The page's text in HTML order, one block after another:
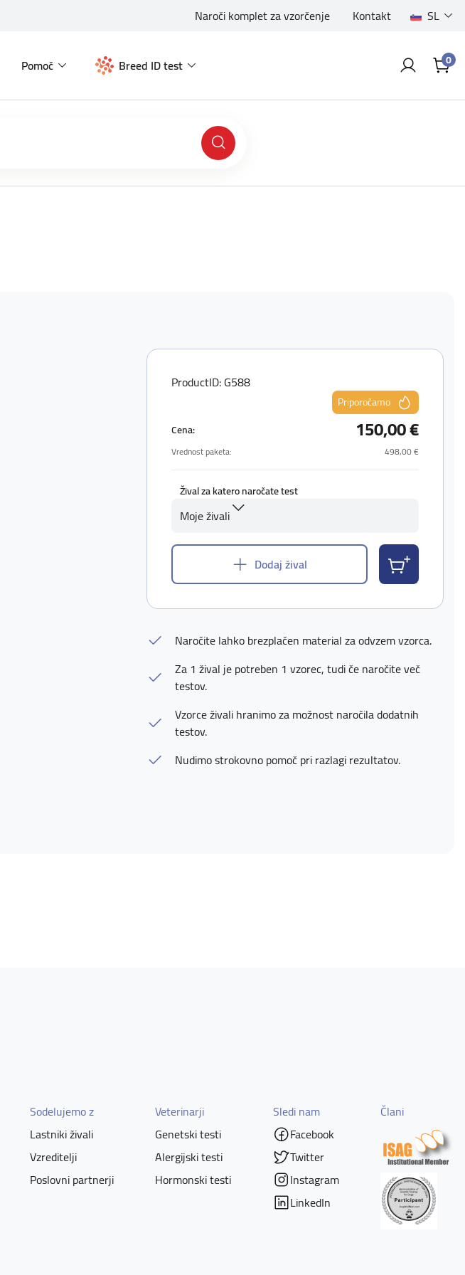
Naroči komplet za vzorčenje Kontakt SL
Pomoč Breed ID test 0
ProductID: G588
Priporočamo
Cena:
150,00 €
Vrednost paketa: 498,00 €
Žival za katero naročate test
Moje živali
Dodaj žival
Naročite lahko brezplačen material za odvzem vzorca.
Za 1 žival je potreben 1 vzorec, tudi če naročite več
testov.
Vzorce živali hranimo za možnost naročila dodatnih
testov.
Nudimo strokovno pomoč pri razlagi rezultatov.
Sodelujemo z
Lastniki živali
Vzreditelji
Poslovni partnerji
Veterinarji
Genetski testi
Alergijski testi
Hormonski testi
Sledi nam
Facebook
Twitter
Instagram
LinkedIn
Člani